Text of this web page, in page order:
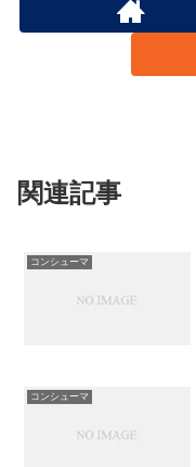
関連記事
コンシューマ
コンシューマ